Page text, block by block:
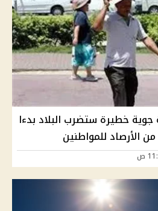
خطيرة ستضرب البلاد بدءا
الأرصاد للمواطنين